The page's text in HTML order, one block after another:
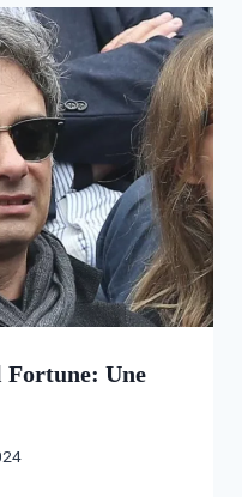
Fortune: Une